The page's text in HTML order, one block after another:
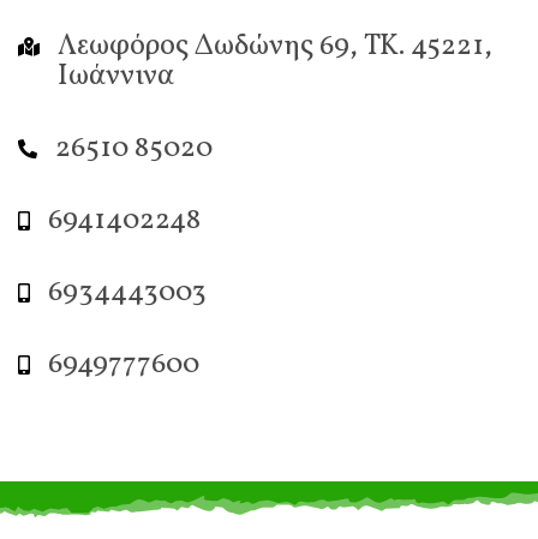
Λεωφόρος Δωδώνης 69, ΤΚ. 45221,
Ιωάννινα
26510 85020
6941402248
6934443003
6949777600